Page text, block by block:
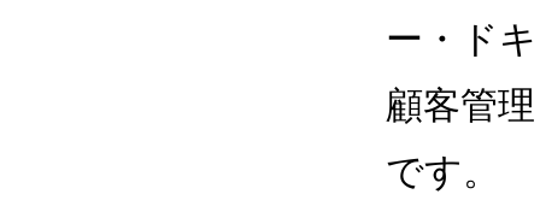
ー・ド
顧客管
です。